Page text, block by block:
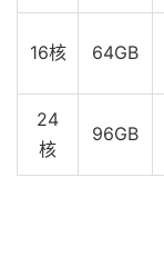
电
5 3
湖
5 5
16核 64GB
24
核
96GB